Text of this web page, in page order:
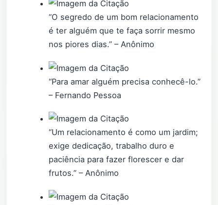
“O segredo de um bom relacionamento
é ter alguém que te faça sorrir mesmo
nos piores dias.” – Anônimo
“Para amar alguém precisa conhecê-lo.”
– Fernando Pessoa
“Um relacionamento é como um jardim;
exige dedicação, trabalho duro e
paciência para fazer florescer e dar
frutos.” – Anônimo